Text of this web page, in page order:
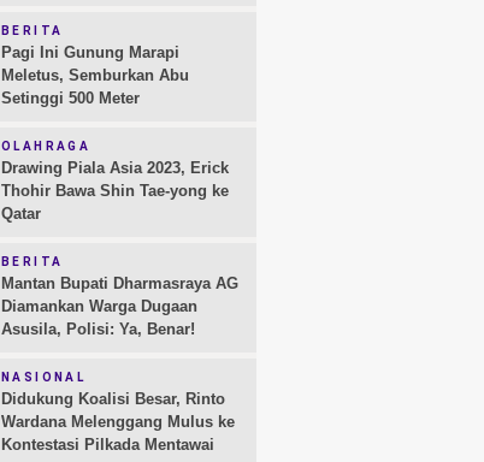
BERITA
Pagi Ini Gunung Marapi
Meletus, Semburkan Abu
Setinggi 500 Meter
OLAHRAGA
Drawing Piala Asia 2023, Erick
Thohir Bawa Shin Tae-yong ke
Qatar
BERITA
Mantan Bupati Dharmasraya AG
Diamankan Warga Dugaan
Asusila, Polisi: Ya, Benar!
NASIONAL
Didukung Koalisi Besar, Rinto
Wardana Melenggang Mulus ke
Kontestasi Pilkada Mentawai